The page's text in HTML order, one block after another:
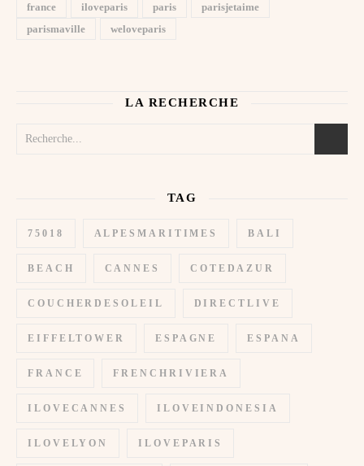
france iloveparis paris
parisjetaime
parismaville
weloveparis
LA RECHERCHE
TAG
75018 ALPESMARITIMES BALI
BEACH CANNES COTEDAZUR
COUCHERDESOLEIL DIRECTLIVE
EIFFELTOWER ESPAGNE ESPANA
FRANCE FRENCHRIVIERA
ILOVECANNES ILOVEINDONESIA
ILOVELYON ILOVEPARIS